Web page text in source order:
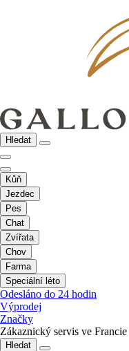
Hledat
Kůň
Jezdec
Pes
Chat
Zvířata
Chov
Farma
Speciální léto
Odesláno do 24 hodin
Výprodej
Značky
Zákaznický servis ve Francie
Hledat